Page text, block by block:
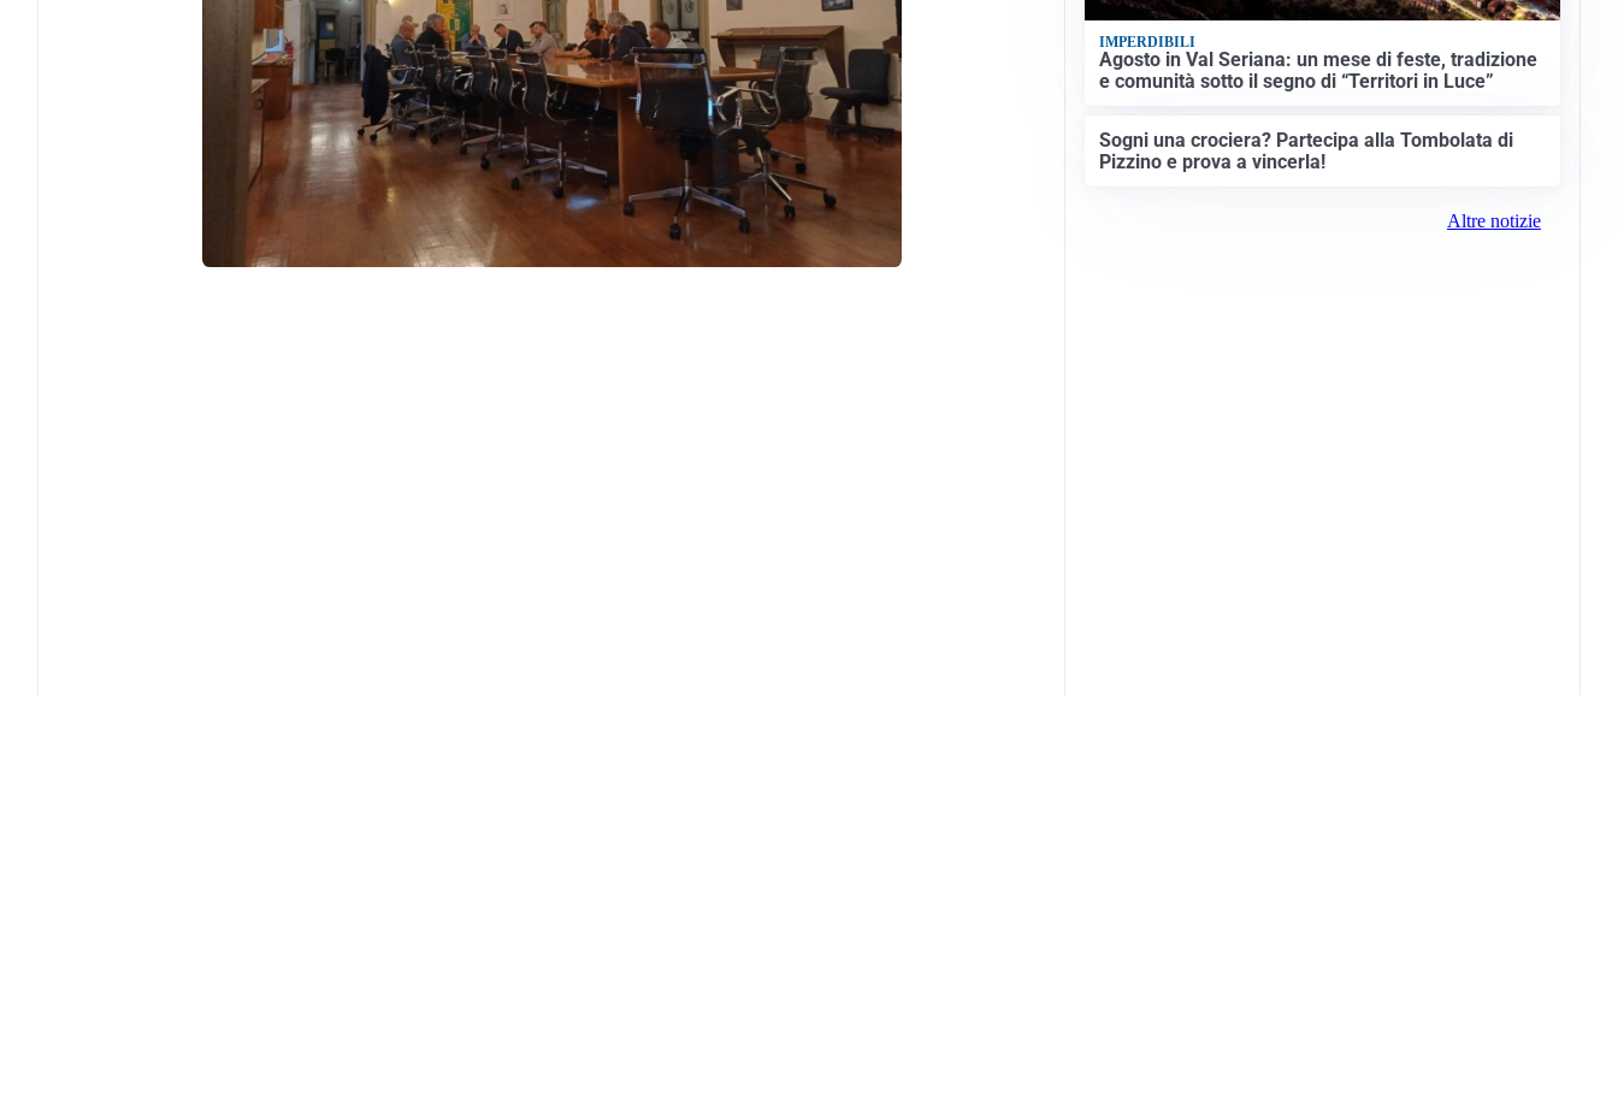
IMPERDIBILI
Agosto in Val Seriana: un mese di feste, tradizione
e comunità sotto il segno di “Territori in Luce”
Sogni una crociera? Partecipa alla Tombolata di
Pizzino e prova a vincerla!
Altre notizie